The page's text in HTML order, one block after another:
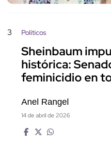
3 Políticos
Sheinbaum
histórica:
feminicidio en
Anel Rangel
14 de abril de 2026